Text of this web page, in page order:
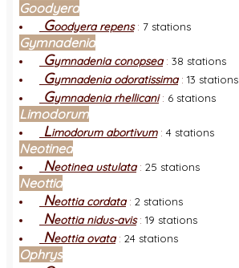
Goodyera
Goodyera repens: 7 stations
Gymnadenia
Gymnadenia conopsea: 38 stations
Gymnadenia odoratissima: 13 stations
Gymnadenia rhellicani: 6 stations
Limodorum
Limodorum abortivum: 4 stations
Neotinea
Neotinea ustulata: 25 stations
Neottia
Neottia cordata: 2 stations
Neottia nidus-avis: 19 stations
Neottia ovata: 24 stations
Ophrys